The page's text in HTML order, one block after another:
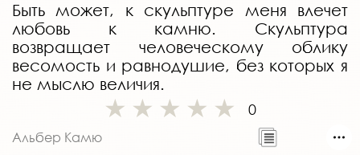
Быть может, к скульптуре меня влечет
любовь к камню. Скульптура
возвращает человеческому облику
весомость и равнодушие, без которых я
не мыслю величия.
0
Альбер Камю